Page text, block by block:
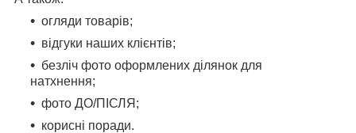
огляди товарів;
відгуки наших клієнтів;
безліч фото оформлених ділянок для
натхнення;
фото ДО/ПІСЛЯ;
корисні поради.